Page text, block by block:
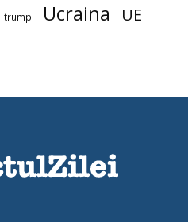
trump Ucraina UE